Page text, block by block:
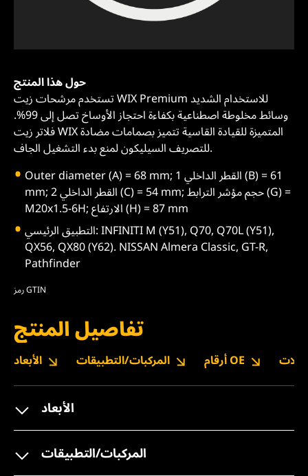
حول هذا المنتج
تستخدم مرشحات زيت WIX Premium للاستخدام الشديد
وسائط مخلوطة اصطناعية بكفاءة احتجاز الأوساخ تصل إلى 99%.
فلاتر زيت WIX المتميزة للقيادة القاسية تتميز بصمامات مضادة
للتصريف السيليكون لمنع بدء التشغيل الجاف.
Outer diameter (A) = 68 mm; القطر الداخلي 1 (B) = 61
mm; القطر الداخلي 2 (C) = 54 mm; حجم مؤشر الترابط (G) =
M20x1.5-6H; الارتفاع (H) = 87 mm
التطبيق الرئيسي: INFINITI M (Y51), Q70, Q70L (Y51),
QX56, QX80 (Y62). NISSAN Almera Classic, GT-R,
Pathfinder
رمز GTIN
تفاصيل المنتج
الأبعاد المركبات/التطبيقات أرقام OE
الأبعاد
المركبات/التطبيقات